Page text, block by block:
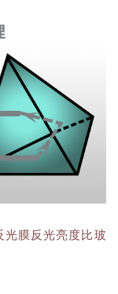
光膜反光亮度比玻